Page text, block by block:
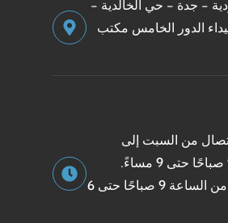
- جدة - حي الخالدية -
الدور الخامس مكتب
من السبت إلى
الخميس من الساعة 9 صباحًا حتى 9 مساءً.
ساعات زيارة الشركة من الساعة 9 صباحًا حتى 6